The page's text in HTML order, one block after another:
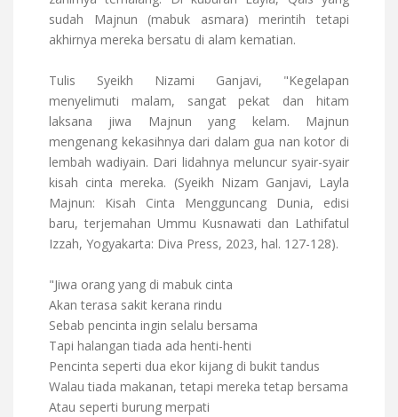
sudah Majnun (mabuk asmara) merintih tetapi
akhirnya mereka bersatu di alam kematian.
Tulis Syeikh Nizami Ganjavi, "Kegelapan
menyelimuti malam, sangat pekat dan hitam
laksana jiwa Majnun yang kelam. Majnun
mengenang kekasihnya dari dalam gua nan kotor di
lembah wadiyain. Dari lidahnya meluncur syair-syair
kisah cinta mereka. (Syeikh Nizam Ganjavi, Layla
Majnun: Kisah Cinta Mengguncang Dunia, edisi
baru, terjemahan Ummu Kusnawati dan Lathifatul
Izzah, Yogyakarta: Diva Press, 2023, hal. 127-128).
"Jiwa orang yang di mabuk cinta
Akan terasa sakit kerana rindu
Sebab pencinta ingin selalu bersama
Tapi halangan tiada ada henti-henti
Pencinta seperti dua ekor kijang di bukit tandus
Walau tiada makanan, tetapi mereka tetap bersama
Atau seperti burung merpati